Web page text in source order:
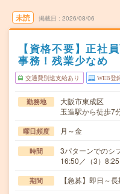
未読 掲載日 2026/08/06
【資格不要】正社
事務！残業少なめ
交通費別途支給あり WEB登
勤務地
大阪市東成区
玉造駅から徒歩7
曜日頻度 月～金
時間
3パターンでのシ
16:50／（3）
期間 【急募】即日～長